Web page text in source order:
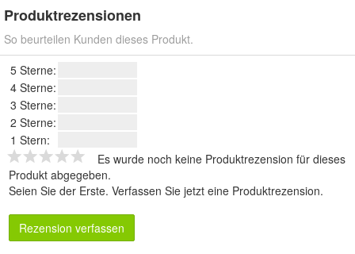
Produktrezensionen
So beurteilen Kunden dieses Produkt.
5 Sterne:
4 Sterne:
3 Sterne:
2 Sterne:
1 Stern:
Es wurde noch keine Produktrezension für dieses
Produkt abgegeben.
Seien Sie der Erste. Verfassen Sie jetzt eine Produktrezension.
Rezension verfassen